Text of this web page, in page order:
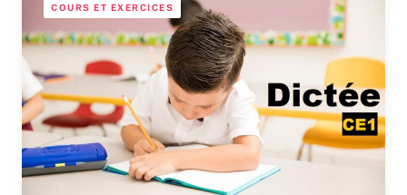
COURS ET EXERCICES